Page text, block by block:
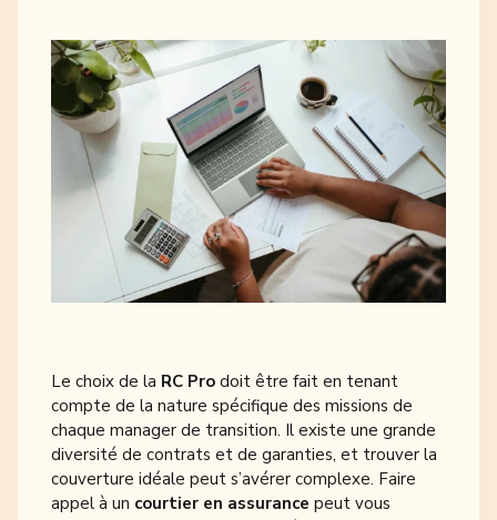
Le choix de la RC Pro doit être fait en tenant
compte de la nature spécifique des missions de
chaque manager de transition. Il existe une grande
diversité de contrats et de garanties, et trouver la
couverture idéale peut s’avérer complexe. Faire
appel à un courtier en assurance peut vous